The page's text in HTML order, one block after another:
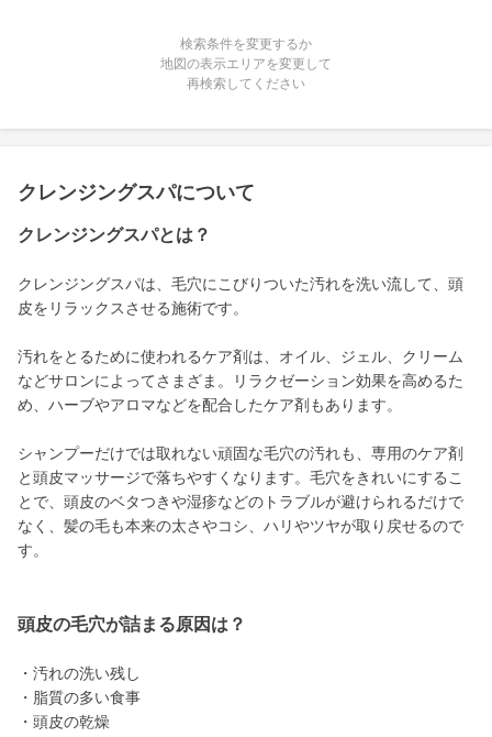
検索条件を変更するか
地図の表示エリアを変更して
再検索してください
クレンジングスパについて
クレンジングスパとは？
クレンジングスパは、毛穴にこびりついた汚れを洗い流して、頭
皮をリラックスさせる施術です。
汚れをとるために使われるケア剤は、オイル、ジェル、クリーム
などサロンによってさまざま。リラクゼーション効果を高めるた
め、ハーブやアロマなどを配合したケア剤もあります。
シャンプーだけでは取れない頑固な毛穴の汚れも、専用のケア剤
と頭皮マッサージで落ちやすくなります。毛穴をきれいにするこ
とで、頭皮のベタつきや湿疹などのトラブルが避けられるだけで
なく、髪の毛も本来の太さやコシ、ハリやツヤが取り戻せるので
す。
頭皮の毛穴が詰まる原因は？
・汚れの洗い残し
・脂質の多い食事
・頭皮の乾燥